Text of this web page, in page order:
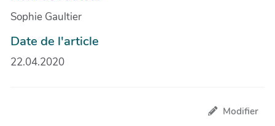
Sophie Gaultier
Date de l'article
22.04.2020
Modifier